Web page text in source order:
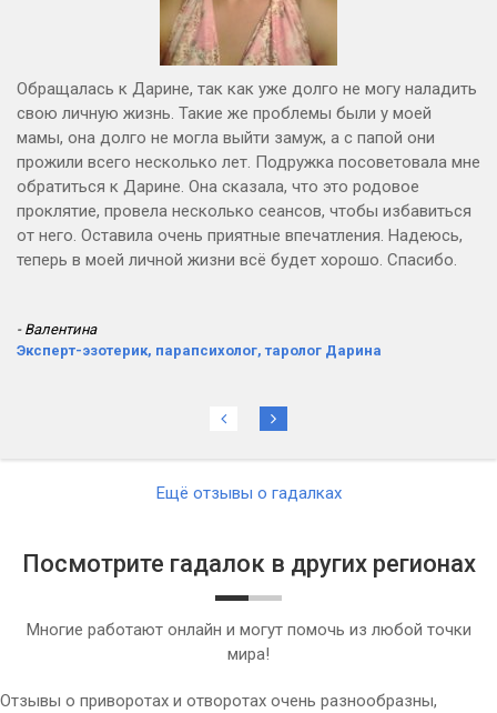
Обращалась к Дарине, так как уже долго не могу наладить
свою личную жизнь. Такие же проблемы были у моей
мамы, она долго не могла выйти замуж, а с папой они
прожили всего несколько лет. Подружка посоветовала мне
обратиться к Дарине. Она сказала, что это родовое
проклятие, провела несколько сеансов, чтобы избавиться
от него. Оставила очень приятные впечатления. Надеюсь,
теперь в моей личной жизни всё будет хорошо. Спасибо.
- Валентина
Эксперт-эзотерик, парапсихолог, таролог Дарина
Ещё отзывы о гадалках
Посмотрите гадалок в других регионах
Многие работают онлайн и могут помочь из любой точки
мира!
Отзывы о приворотах и отворотах очень разнообразны,